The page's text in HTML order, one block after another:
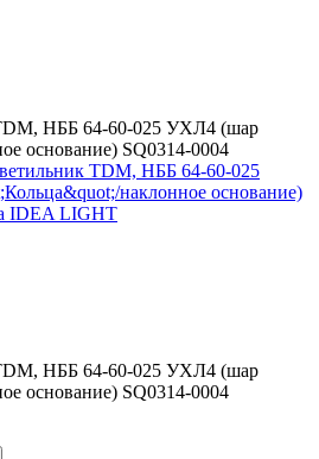
НББ 64-60-025 УХЛ4 (шар
основание) SQ0314-0004
НББ 64-60-025 УХЛ4 (шар
основание) SQ0314-0004